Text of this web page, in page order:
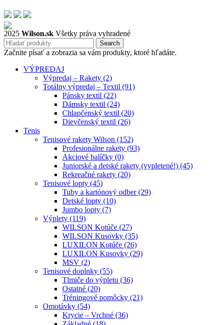
2025 Wilson.sk Všetky práva vyhradené
Search
Začnite písať a zobrazia sa vám produkty, ktoré hľadáte.
VÝPREDAJ
Výpredaj – Rakety (2)
Totálny výpredaj – Textil (91)
Pánsky textil (22)
Dámsky textil (24)
Chlapčenský textil (20)
Dievčenský textil (26)
Tenis
Tenisové rakety Wilson (152)
Profesionálne rakety (93)
Akciové balíčky (0)
Juniorské a detské rakety (vypletené!) (45)
Rekreačné rakety (20)
Tenisové lopty (45)
Tuby a kartónový odber (29)
Detské lopty (10)
Jumbo lopty (7)
Výplety (119)
WILSON Kotúče (27)
WILSON Kusovky (35)
LUXILON Kotúče (26)
LUXILON Kusovky (29)
MSV (2)
Tenisové doplnky (55)
Tlmiče do výpletu (36)
Ostatné (20)
Tréningové pomôcky (21)
Omotávky (54)
Krycie – Vrchné (36)